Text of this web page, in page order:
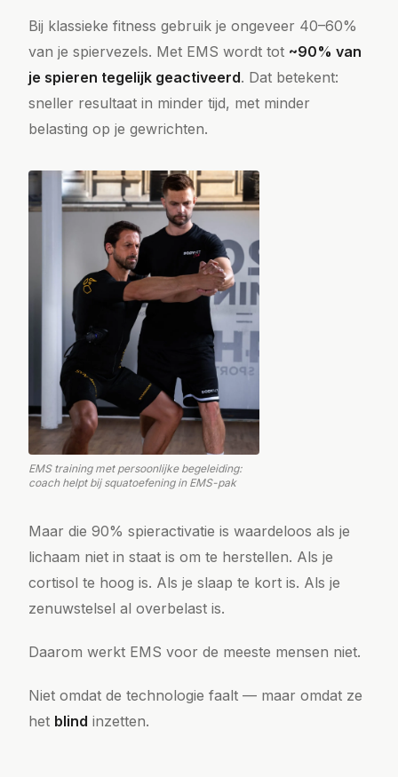
Bij klassieke fitness gebruik je ongeveer 40–60%
van je spiervezels. Met EMS wordt tot ~90% van
je spieren tegelijk geactiveerd. Dat betekent:
sneller resultaat in minder tijd, met minder
belasting op je gewrichten.
EMS training met persoonlijke begeleiding:
coach helpt bij squatoefening in EMS-pak
Maar die 90% spieractivatie is waardeloos als je
lichaam niet in staat is om te herstellen. Als je
cortisol te hoog is. Als je slaap te kort is. Als je
zenuwstelsel al overbelast is.
Daarom werkt EMS voor de meeste mensen niet.
Niet omdat de technologie faalt — maar omdat ze
het blind inzetten.